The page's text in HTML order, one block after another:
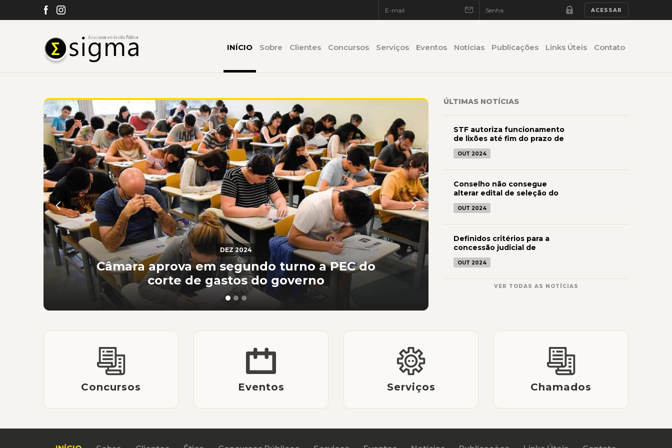
INÍCIO Sobre Clientes Concursos Serviços Eventos Notícias Publicações Links Úteis Contato
DEZ 2024
Câmara aprova em segundo turno a PEC do
corte de gastos do governo
Novo prazo para responder
VAAR do FUNDEB termina
ÚLTIMAS NOTÍCIAS
STF autoriza funcionamento
de lixões até fim do prazo de
licenciamento
OUT 2024
Conselho não consegue
alterar edital de seleção do
Estado de SC para enfermeiros
e técnicos
OUT 2024
Definidos critérios para a
concessão judicial de
medicamentos não
incorporado ao SUS
OUT 2024
VER TODAS AS NOTÍCIAS
Concursos Eventos Serviços Chamados